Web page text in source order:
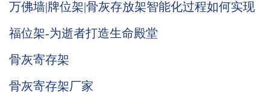
万佛墙|牌位架|骨灰存放架智能化过程如何实现
福位架-为逝者打造生命殿堂
骨灰寄存架
骨灰寄存架厂家